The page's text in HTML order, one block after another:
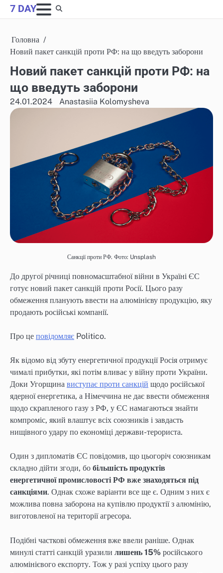
Skip
to
7 DAY
Головна
Новий пакет санкцій проти РФ: на що введуть заборони
Новий пакет санкцій проти РФ: на
що введуть заборони
24.01.2024 Anastasiia Kolomysheva
Санкції проти РФ. Фото: Unsplash
До другої річниці повномасштабної війни в Україні ЄС
готує новий пакет санкцій проти Росії. Цього разу
обмеження планують ввести на алюмінієву продукцію, яку
продають російські компанії.
Про це повідомляє Politico.
Як відомо від збуту енергетичної продукції Росія отримує
чималі прибутки, які потім вливає у війну проти України.
Доки Угорщина виступає проти санкцій щодо російської
ядерної енергетика, а Німеччина не дає ввести обмеження
щодо скрапленого газу з РФ, у ЄС намагаються знайти
компроміс, який влаштує всіх союзників і завдасть
нищівного удару по економіці держави-терориста.
Один з дипломатів ЄС повідомив, що цьогоріч союзникам
складно дійти згоди, бо більшість продуктів
енергетичної промисловості РФ вже знаходяться під
санкціями. Однак схоже варіанти все ще є. Одним з них є
можлива повна заборона на купівлю продуктії з алюмінію,
виготовленої на території агресора.
Подібні часткові обмеження вже ввели раніше. Однак
минулі статті санкцій уразили лишень 15% російського
алюмінієвого експорту. Тож у разі успіху цього разу